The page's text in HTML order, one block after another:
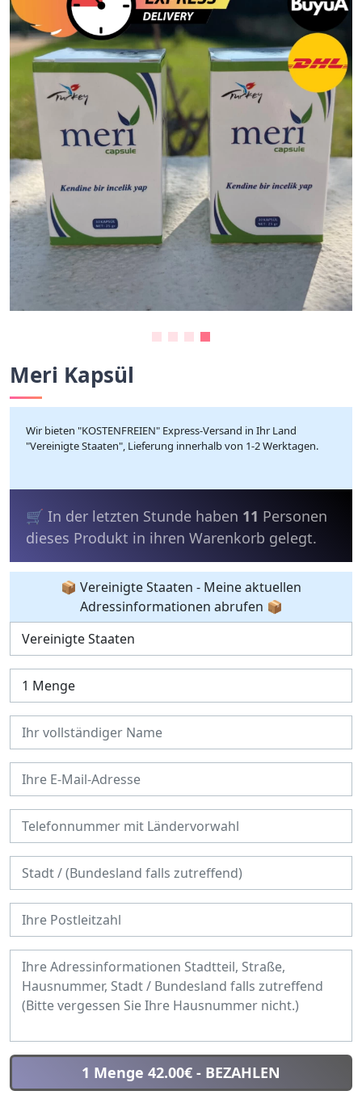
Meri Kapsül
Wir bieten "KOSTENFREIEN" Express-Versand in Ihr Land
"Vereinigte Staaten", Lieferung innerhalb von 1-2 Werktagen.
💰 In den letzten 24 Stunden haben6
Personen das Produkt gekauft.
📦 Vereinigte Staaten - Meine aktuellen
Adressinformationen abrufen 📦
1 Menge 42.00€ - BEZAHLEN